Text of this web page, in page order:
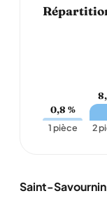
0,8 %
1 pièce
2
Saint-Savournin